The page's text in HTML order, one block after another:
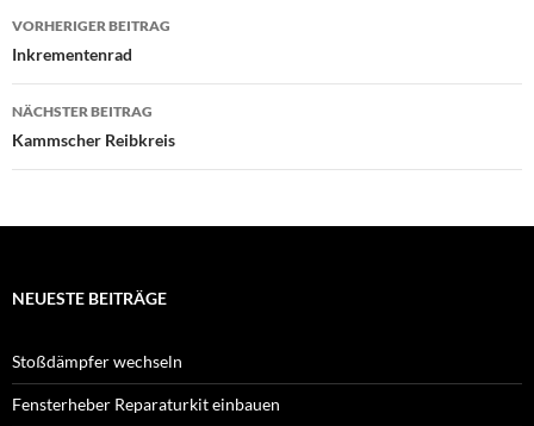
Beitragsnavigation
VORHERIGER BEITRAG
Inkrementenrad
NÄCHSTER BEITRAG
Kammscher Reibkreis
NEUESTE BEITRÄGE
Stoßdämpfer wechseln
Fensterheber Reparaturkit einbauen